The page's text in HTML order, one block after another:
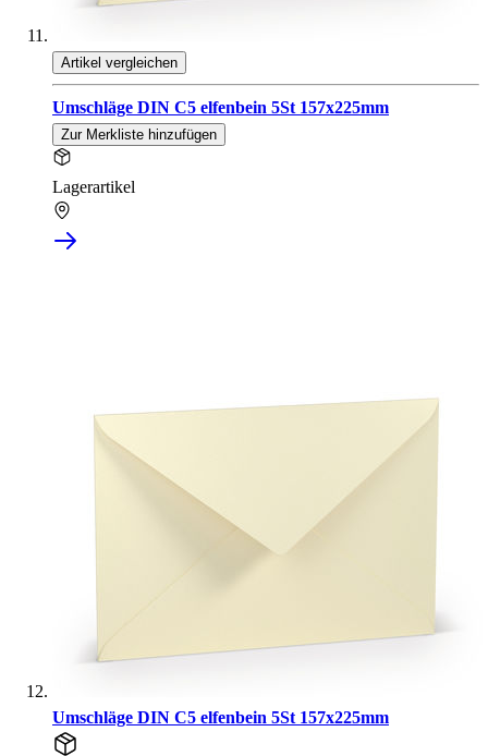
Artikel vergleichen
Umschläge DIN C5 elfenbein 5St 157x225mm
Zur Merkliste hinzufügen
Lagerartikel
Umschläge DIN C5 elfenbein 5St 157x225mm